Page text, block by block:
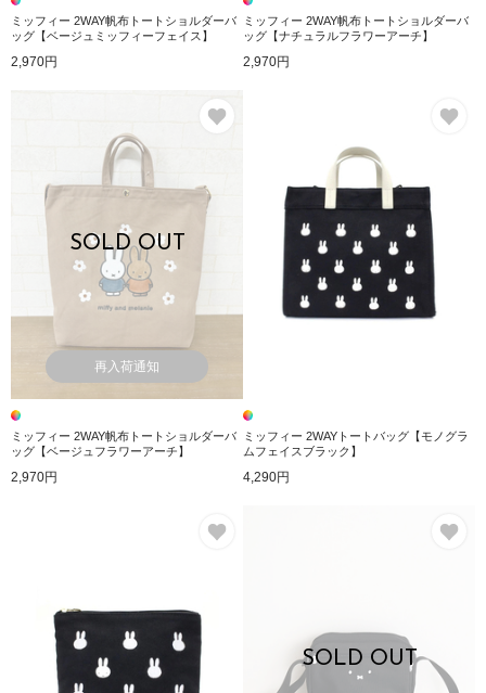
ミッフィー 2WAY帆布トートショルダーバ
ッグ【ベージュミッフィーフェイス】
2,970円
ミッフィー 2WAY帆布トートショルダーバ
ッグ【ナチュラルフラワーアーチ】
2,970円
SOLD OUT
再入荷通知
ミッフィー 2WAY帆布トートショルダーバ
ッグ【ベージュフラワーアーチ】
2,970円
ミッフィー 2WAYトートバッグ【モノグラ
ムフェイスブラック】
4,290円
SOLD OUT